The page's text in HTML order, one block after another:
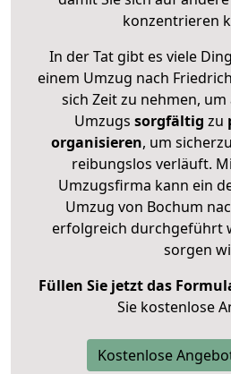
konzentrieren
In der Tat gibt es viele
einem Umzug nach
sich Zeit zu nehmen, um
Umzugs sorgfältig zu
organisieren, um
reibungslos verläuft.
Umzugsfirma kann ein
Umzug von Bochum
erfolgreich durchgeführt
sorgen
Füllen Sie jetzt das
Sie kostenlose
Kostenlose